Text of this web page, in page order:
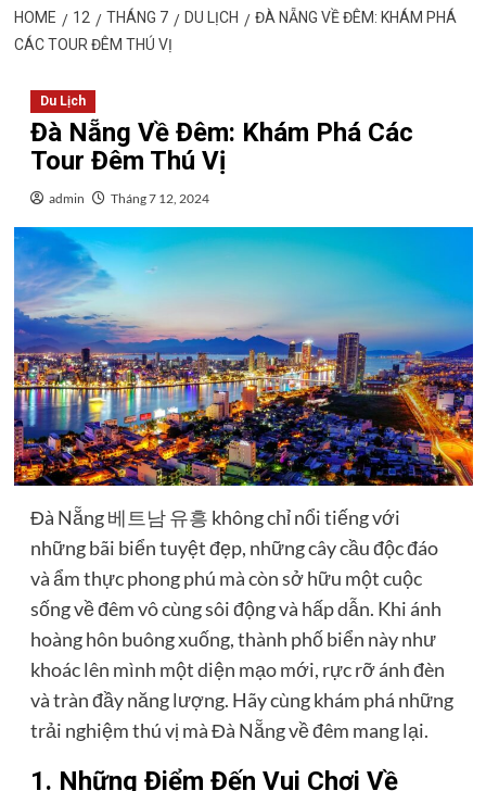
HOME 12 THÁNG 7 DU LỊCH
ĐÀ NẴNG VỀ ĐÊM: KHÁM PHÁ
CÁC TOUR ĐÊM THÚ VỊ
Du Lịch
Đà Nẵng Về Đêm: Khám Phá Các
Tour Đêm Thú Vị
admin Tháng 7 12, 2024
Đà Nẵng베트남 유흥 không chỉ nổi tiếng với
những bãi biển tuyệt đẹp, những cây cầu độc đáo
và ẩm thực phong phú mà còn sở hữu một cuộc
sống về đêm vô cùng sôi động và hấp dẫn. Khi ánh
hoàng hôn buông xuống, thành phố biển này như
khoác lên mình một diện mạo mới, rực rỡ ánh đèn
và tràn đầy năng lượng. Hãy cùng khám phá những
trải nghiệm thú vị mà Đà Nẵng về đêm mang lại.
1. Những Điểm Đến Vui Chơi Về